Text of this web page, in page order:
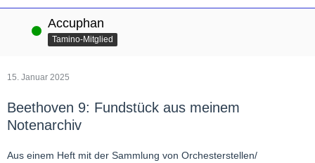
Online Accuphan
Tamino-Mitglied
15. Januar 2025
Beethoven 9: Fundstück aus meinem
Notenarchiv
Aus einem Heft mit der Sammlung von Orchesterstellen/